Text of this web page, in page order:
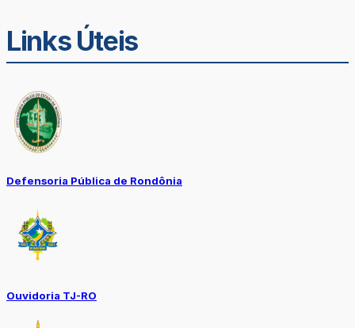
Links Úteis
Defensoria Pública de Rondônia
Ouvidoria TJ-RO